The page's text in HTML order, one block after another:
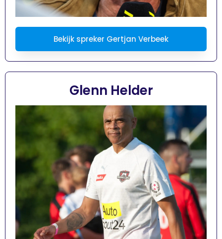
Bekijk spreker Gertjan Verbeek
Glenn Helder